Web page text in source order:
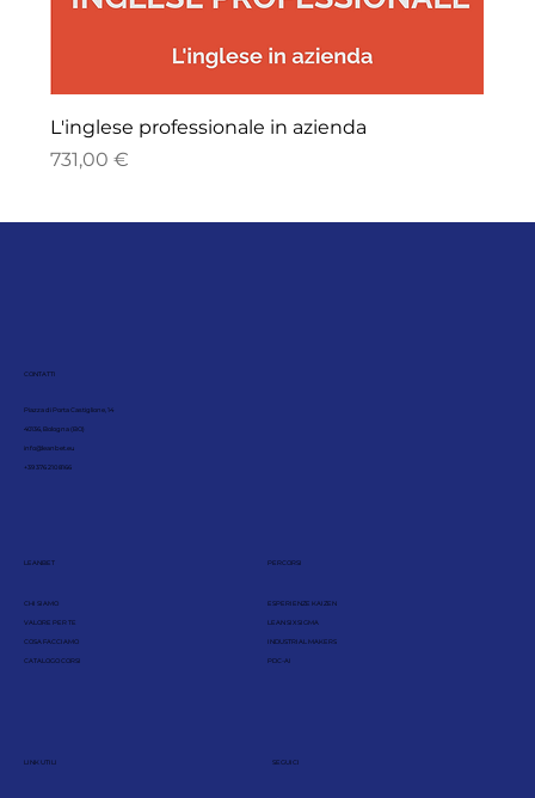
L'inglese professionale in azienda
Precio
731,00 €
CONTATTI
Piazza di Porta Castiglione, 14
40136, Bologna (BO)
info@leanbet.eu
+39 376 210 8166
LEANBET
CHI SIAMO
VALORE PER TE
COSA FACCIAMO
CATALOGO CORSI
PERCORSI
ESPERIENZE KAIZEN
LEAN SIX SIGMA
INDUSTRIAL MAKERS
PDC-AI
LINK UTILI SEGUICI